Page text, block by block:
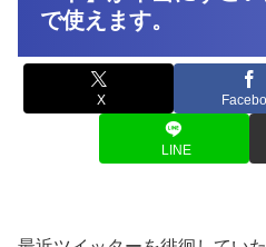
で使えます。
X
LINE